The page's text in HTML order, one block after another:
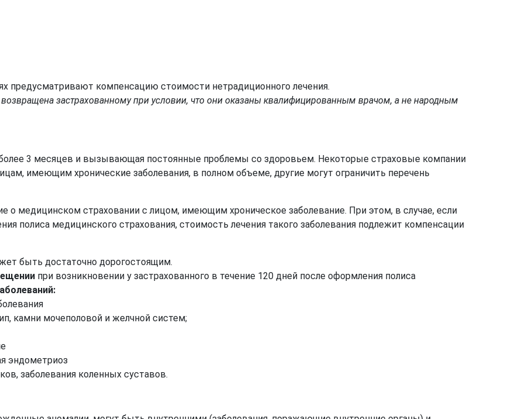
предусматривают компенсацию стоимости нетрадиционного лечения.
застрахованному при условии, что они оказаны квалифицированным врачом, а не народным
более 3 месяцев и вызывающая постоянные проблемы со здоровьем. Некоторые страховые компании
имеющим хронические заболевания, в полном объеме, другие могут ограничить перечень
о медицинском страховании с лицом, имеющим хроническое заболевание. При этом, в случае, если
полиса медицинского страхования, стоимость лечения такого заболевания подлежит компенсации
быть достаточно дорогостоящим.
при возникновении у застрахованного в течение 120 дней после оформления полиса
камни мочеполовой и желчной систем;
эндометриоз
заболевания коленных суставов.